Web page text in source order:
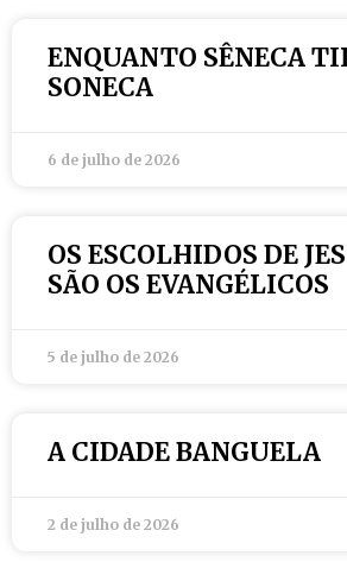
ENQUANTO SÊNECA
SONECA
6 de julho de 2026
OS ESCOLHIDOS DE
SÃO OS EVANGÉLICOS
5 de julho de 2026
A CIDADE BANGUELA
2 de julho de 2026